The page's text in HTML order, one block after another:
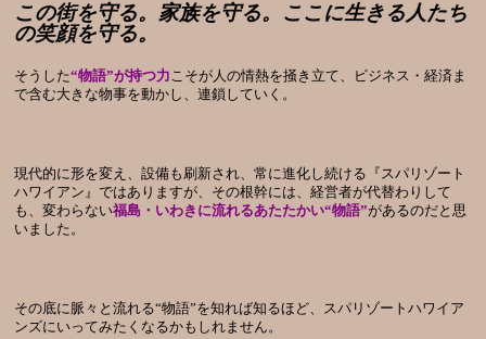
この街を守る。家族を守る。ここに生きる人たち
の笑顔を守る。
そうした“物語”が持つ力 こそが人の情熱を掻き立て、ビジネス・経済ま
で含む大きな物事を動かし、連鎖していく。
現代的に形を変え、設備も刷新され、常に進化し続ける『スパリゾート
ハワイアン』ではありますが、その根幹には、経営者が代替わりして
も、変わらない福島・いわきに流れるあたたかい“物語”があるのだと思
いました。
その底に脈々と流れる“物語”を知れば知るほど、スパリゾートハワイア
ンズにいってみたくなるかもしれません。